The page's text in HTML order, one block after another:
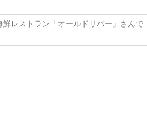
レストラン「オールドリバー」さんで